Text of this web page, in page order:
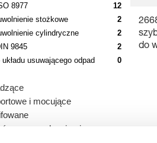
8977
12
stożkowe
2
cylindryczne
2
9845
2
usuwającego odpad
0
i mocujące
z prowadzeniami
do